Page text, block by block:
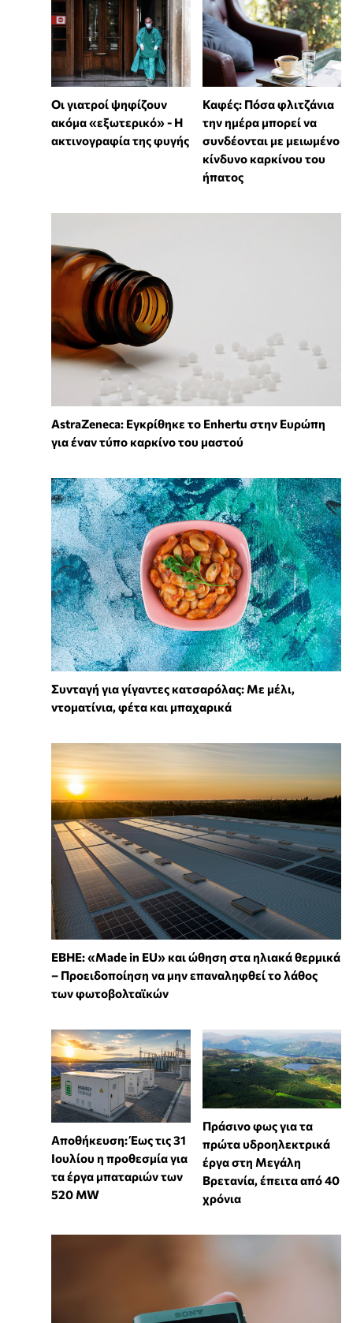
Οι γιατροί ψηφίζουν
ακόμα «εξωτερικό» - Η
ακτινογραφία της φυγής
Καφές: Πόσα φλιτζάνια
την ημέρα μπορεί να
συνδέονται με μειωμένο
κίνδυνο καρκίνου του
ήπατος
AstraZeneca: Εγκρίθηκε το Enhertu στην Ευρώπη
για έναν τύπο καρκίνο του μαστού
Συνταγή για γίγαντες κατσαρόλας: Με μέλι,
ντοματίνια, φέτα και μπαχαρικά
ΕΒΗΕ: «Made in EU» και ώθηση στα ηλιακά θερμικά
– Προειδοποίηση να μην επαναληφθεί το λάθος
των φωτοβολταϊκών
Αποθήκευση: Έως τις 31
Ιουλίου η προθεσμία για
τα έργα μπαταριών των
520 MW
Πράσινο φως για τα
πρώτα υδροηλεκτρικά
έργα στη Μεγάλη
Βρετανία, έπειτα από 40
χρόνια